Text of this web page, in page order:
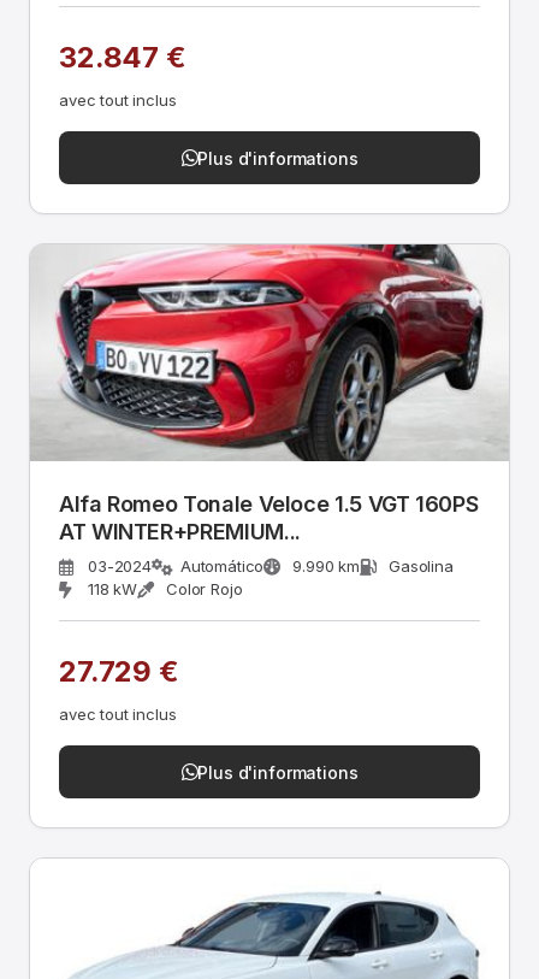
32.847 €
avec tout inclus
Plus d'informations
Alfa Romeo Tonale Veloce 1.5 VGT 160PS
AT WINTER+PREMIUM...
03-2024 Automático 9.990 km
Gasolina
118 kW
Color Rojo
27.729 €
avec tout inclus
Plus d'informations